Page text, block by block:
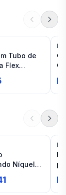
Tubo de
Flex
Níquel
Argon